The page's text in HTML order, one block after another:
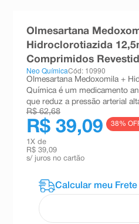
Olmesartana
Hidroclorotiazida
Comprimidos
Neo QuímicaCód: 10990
Olmesartana Medoxomila +
Química é um medicamento
que reduz a pressão arterial
R$ 62,68
R$ 39,09 38%
1 X de
R$ 39,09
s/ juros no cartão
absorvente
ºshampoo